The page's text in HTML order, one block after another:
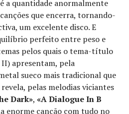
a quantidade anormalmente
que encerra, tornando-
um excelente disco. E
perfeito entre peso e
pelos quais o tema-título
apresentam, pela
sueco mais tradicional que
revela, pelas melodias viciantes
Dark»,«A Dialogue In B
enorme canção com tudo no